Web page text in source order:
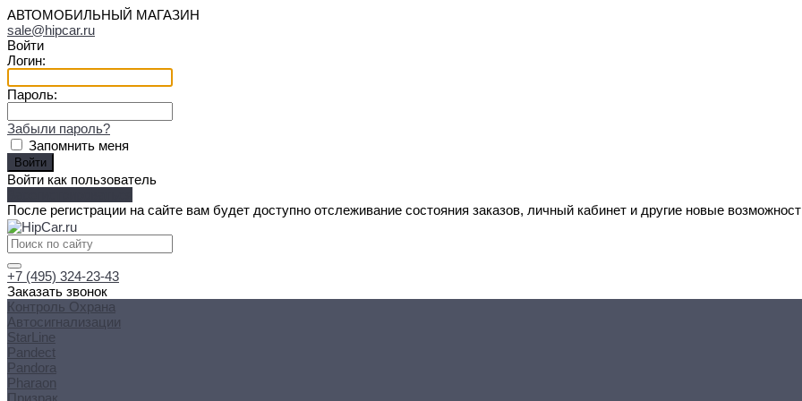
АВТОМОБИЛЬНЫЙ МАГАЗИН
sale@hipcar.ru
Войти
Логин:
Пароль:
Забыли пароль?
Запомнить меня
Войти как пользователь
После регистрации на сайте вам будет доступно отслеживание состояния заказов, личный кабинет и другие новые
+7 (495) 324-23-43
Заказать звонок
Контроль Охрана
Автосигнализации
StarLine
Pandect
Pandora
Pharaon
Призрак